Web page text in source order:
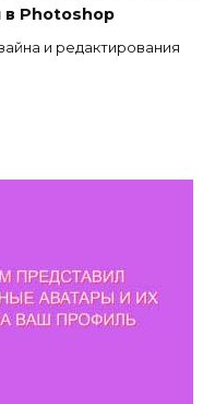
в Photoshop
и редактирования